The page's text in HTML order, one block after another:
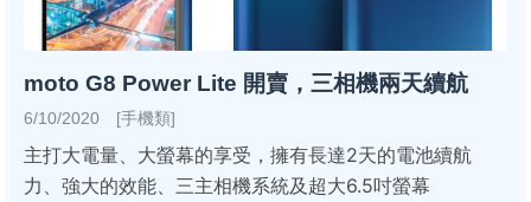
moto G8 Power Lite 開賣，三相機兩天續航
6/10/2020 [手機類]
主打大電量、大螢幕的享受，擁有長達2天的電池續航
力、強大的效能、三主相機系統及超大6.5吋螢幕